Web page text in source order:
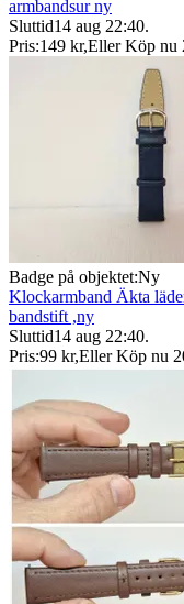
armbandsur ny
Sluttid14 aug 22:40.
Pris:149 kr,Eller Köp nu
Badge på objektet:Ny
Klockarmband Äkta
bandstift ,ny
Sluttid14 aug 22:40.
Pris:99 kr,Eller Köp nu